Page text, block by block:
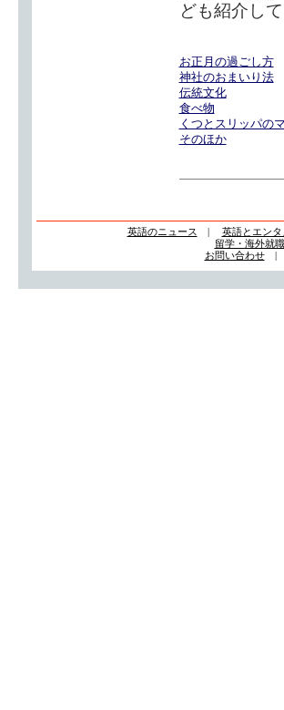
ども紹介して
お正月の過ごし方
神社のおまいり法
伝統文化
食べ物
くつとスリッパの
そのほか
英語のニュース | 英語とエンタ
留学・海外就職
お問い合わせ|